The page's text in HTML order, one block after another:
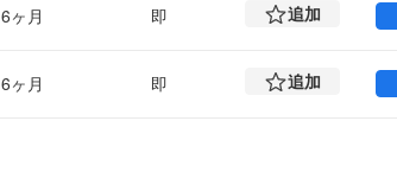
6ヶ月 即 追加
6ヶ月 即 追加